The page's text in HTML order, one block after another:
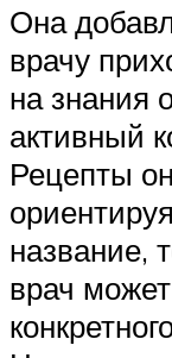
Она
врачу
на знания
активный
Рецепты
название,
врач